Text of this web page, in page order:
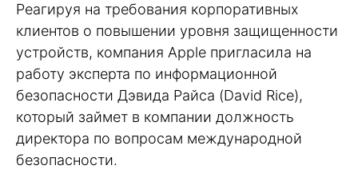
Реагируя на требования корпоративных
клиентов о повышении уровня защищенности
устройств, компания Apple пригласила на
работу эксперта по информационной
безопасности Дэвида Райса (David Rice),
который займет в компании должность
директора по вопросам международной
безопасности.